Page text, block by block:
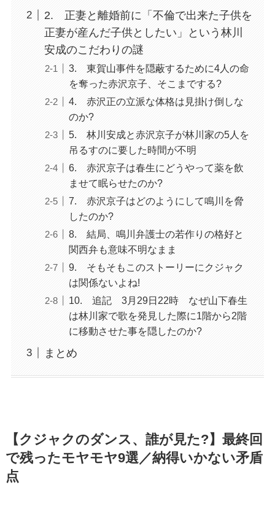
2. 正妻と離婚前に「不倫で出来た子供を
正妻が産んだ子供としたい」という林川
安成のこだわりの謎
3. 東賀山事件を隠蔽するために4人の命
を奪った赤沢京子、そこまでする?
4. 赤沢正の立派な体格は見掛け倒しな
のか?
5. 林川安成と赤沢京子が林川家の5人を
吊るすのに要した時間が不明
6. 赤沢京子は春生にどうやって薬を飲
ませて眠らせたのか?
7. 赤沢京子はどのようにして鳴川を脅
したのか?
8. 結局、鳴川弁護士の若作りの格好と
関西弁も意味不明なまま
9. そもそもこのストーリーにクジャク
は関係ないよね!
10. 追記 3月29日22時 なぜ山下春生
は林川家で歌を発見した際に1階から2階
に移動させた事を隠したのか?
まとめ
【クジャクのダンス、誰が見た?】最終回
で残ったモヤモヤ9選／納得いかない矛盾
点